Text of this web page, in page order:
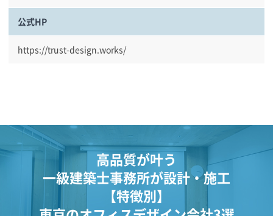
公式HP
https://trust-design.works/
高品質が叶う
一級建築士事務所が設計・施工
【特徴別】